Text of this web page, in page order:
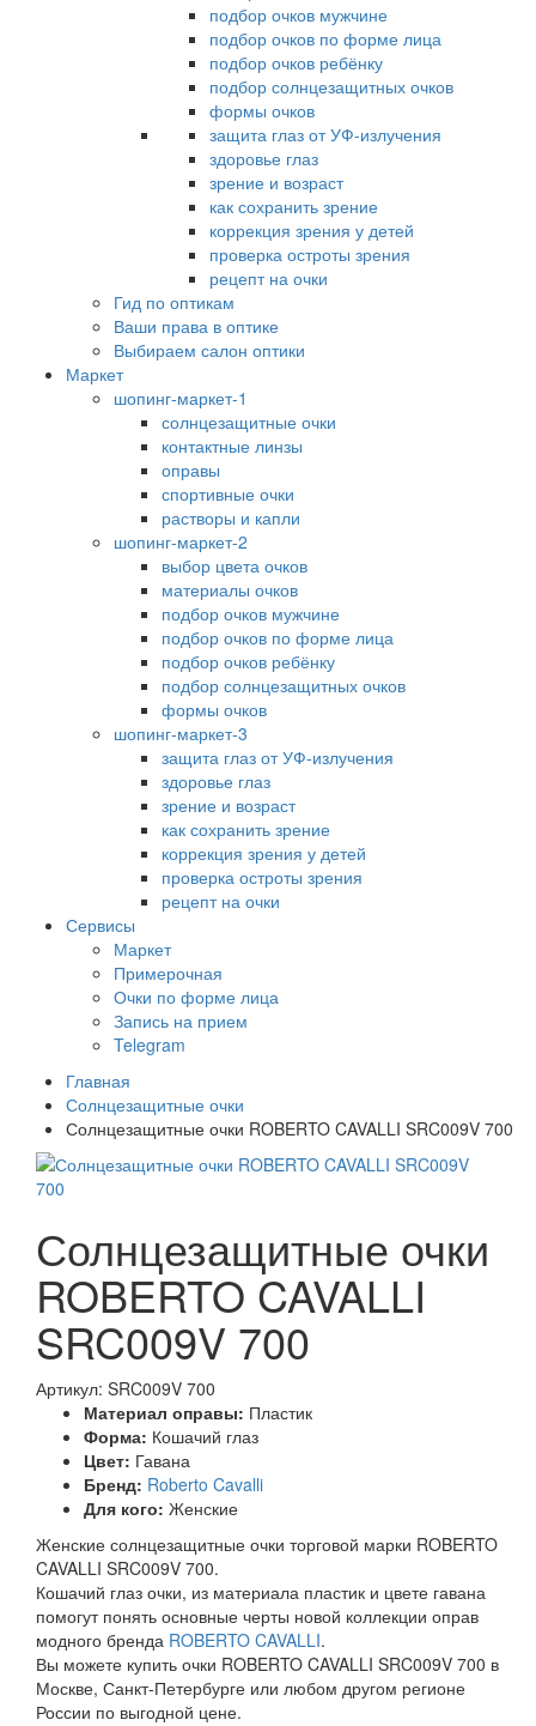
подбор очков мужчине
подбор очков по форме лица
подбор очков ребёнку
подбор солнцезащитных очков
формы очков
защита глаз от УФ-излучения
здоровье глаз
зрение и возраст
как сохранить зрение
коррекция зрения у детей
проверка остроты зрения
рецепт на очки
Гид по оптикам
Ваши права в оптике
Выбираем салон оптики
Маркет
шопинг-маркет-1
солнцезащитные очки
контактные линзы
оправы
спортивные очки
растворы и капли
шопинг-маркет-2
выбор цвета очков
материалы очков
подбор очков мужчине
подбор очков по форме лица
подбор очков ребёнку
подбор солнцезащитных очков
формы очков
шопинг-маркет-3
защита глаз от УФ-излучения
здоровье глаз
зрение и возраст
как сохранить зрение
коррекция зрения у детей
проверка остроты зрения
рецепт на очки
Сервисы
Маркет
Примерочная
Очки по форме лица
Запись на прием
Telegram
Главная
Солнцезащитные очки
Солнцезащитные очки ROBERTO CAVALLI SRC009V 700
Солнцезащитные очки
ROBERTO CAVALLI
SRC009V 700
Артикул: SRC009V 700
Материал оправы: Пластик
Форма: Кошачий глаз
Цвет: Гавана
Бренд: Roberto Cavalli
Для кого: Женские
Женские солнцезащитные очки торговой марки ROBERTO
CAVALLI SRC009V 700.
Кошачий глаз очки, из материала пластик и цвете гавана
помогут понять основные черты новой коллекции оправ
модного бренда ROBERTO CAVALLI.
Вы можете купить очки ROBERTO CAVALLI SRC009V 700 в
Москве, Санкт-Петербурге или любом другом регионе
России по выгодной цене.